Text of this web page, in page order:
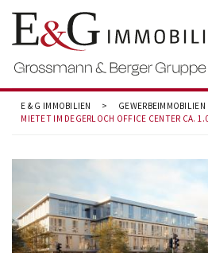
E & G IMMOBILIEN > GEWERBEIMMOBILIEN
MIETET IM DEGERLOCH OFFICE CENTER CA.